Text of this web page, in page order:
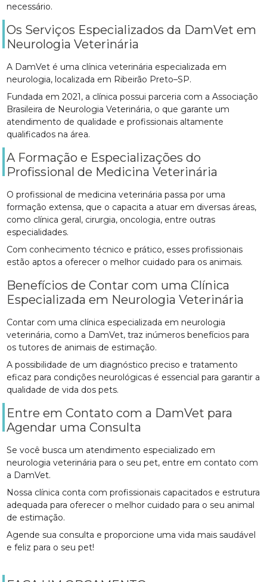
necessário.
Os Serviços Especializados da DamVet em
Neurologia Veterinária
A DamVet é uma clínica veterinária especializada em
neurologia, localizada em Ribeirão Preto–SP.
Fundada em 2021, a clínica possui parceria com a Associação
Brasileira de Neurologia Veterinária, o que garante um
atendimento de qualidade e profissionais altamente
qualificados na área.
A Formação e Especializações do
Profissional de Medicina Veterinária
O profissional de medicina veterinária passa por uma
formação extensa, que o capacita a atuar em diversas áreas,
como clínica geral, cirurgia, oncologia, entre outras
especialidades.
Com conhecimento técnico e prático, esses profissionais
estão aptos a oferecer o melhor cuidado para os animais.
Benefícios de Contar com uma Clínica
Especializada em Neurologia Veterinária
Contar com uma clínica especializada em neurologia
veterinária, como a DamVet, traz inúmeros benefícios para
os tutores de animais de estimação.
A possibilidade de um diagnóstico preciso e tratamento
eficaz para condições neurológicas é essencial para garantir a
qualidade de vida dos pets.
Entre em Contato com a DamVet para
Agendar uma Consulta
Se você busca um atendimento especializado em
neurologia veterinária para o seu pet, entre em contato com
a DamVet.
Nossa clínica conta com profissionais capacitados e estrutura
adequada para oferecer o melhor cuidado para o seu animal
de estimação.
Agende sua consulta e proporcione uma vida mais saudável
e feliz para o seu pet!